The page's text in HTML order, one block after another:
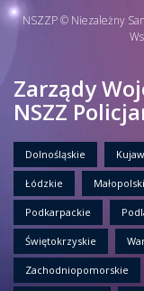
NSZZP © Niezależny
Zarządy
NSZZ
Dolnośląskie
Łódzkie
Podkarpackie
Świętokrzyskie
Zachodniopomorskie